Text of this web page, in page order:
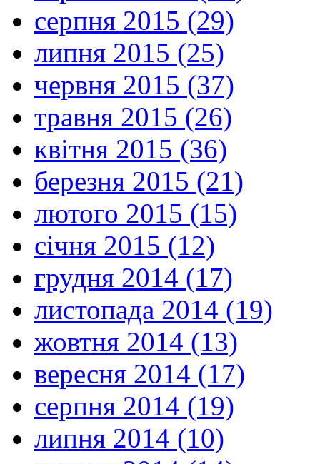
серпня 2015 (29)
липня 2015 (25)
червня 2015 (37)
травня 2015 (26)
квітня 2015 (36)
березня 2015 (21)
лютого 2015 (15)
січня 2015 (12)
грудня 2014 (17)
листопада 2014 (19)
жовтня 2014 (13)
вересня 2014 (17)
серпня 2014 (19)
липня 2014 (10)